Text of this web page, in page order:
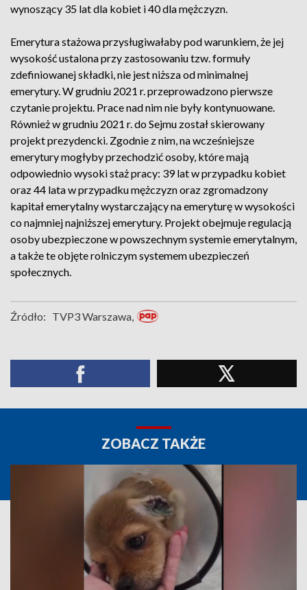
wynoszący 35 lat dla kobiet i 40 dla mężczyzn.
Emerytura stażowa przysługiwałaby pod warunkiem, że jej
wysokość ustalona przy zastosowaniu tzw. formuły
zdefiniowanej składki, nie jest niższa od minimalnej
emerytury. W grudniu 2021 r. przeprowadzono pierwsze
czytanie projektu. Prace nad nim nie były kontynuowane.
Również w grudniu 2021 r. do Sejmu został skierowany
projekt prezydencki. Zgodnie z nim, na wcześniejsze
emerytury mogłyby przechodzić osoby, które mają
odpowiednio wysoki staż pracy: 39 lat w przypadku kobiet
oraz 44 lata w przypadku mężczyzn oraz zgromadzony
kapitał emerytalny wystarczający na emeryturę w wysokości
co najmniej najniższej emerytury. Projekt obejmuje regulacją
osoby ubezpieczone w powszechnym systemie emerytalnym,
a także te objęte rolniczym systemem ubezpieczeń
społecznych.
Źródło: TVP3 Warszawa,
ZOBACZ TAKŻE